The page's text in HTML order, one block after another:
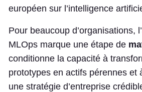
européen sur l’intelligence
Pour beaucoup d’organisations,
MLOps marque une étape de
conditionne la capacité à
prototypes en actifs pérennes et
une stratégie d’entreprise